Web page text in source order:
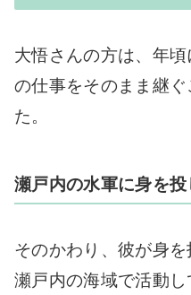
大悟さんの方は、年
の仕事をそのまま継
た。
瀬戸内の水軍に身を投
そのかわり、彼が身
瀬戸内の海域で活動